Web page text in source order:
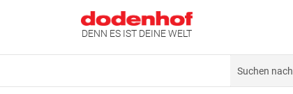
DENN ES IST DEINE WELT